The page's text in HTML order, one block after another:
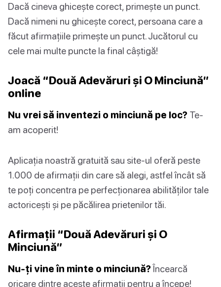
Dacă cineva ghicește corect, primește un punct.
Dacă nimeni nu ghicește corect, persoana care a
făcut afirmațiile primește un punct. Jucătorul cu
cele mai multe puncte la final câștigă!
Joacă “Două Adevăruri și O Minciună”
online
Nu vrei să inventezi o minciună pe loc? Te-
am acoperit!
Aplicația noastră gratuită sau site-ul oferă peste
1.000 de afirmații din care să alegi, astfel încât să
te poți concentra pe perfecționarea abilităților tale
actoricești și pe păcălirea prietenilor tăi.
Afirmații “Două Adevăruri și O
Minciună”
Nu-ți vine în minte o minciună?Încearcă
oricare dintre aceste afirmații pentru a începe!